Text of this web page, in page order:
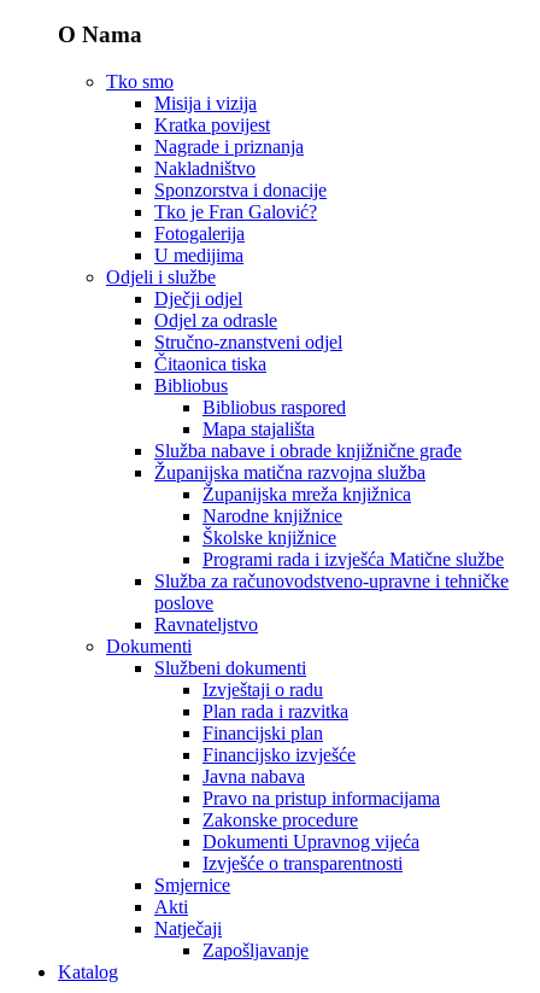
O Nama
Tko smo
Misija i vizija
Kratka povijest
Nagrade i priznanja
Nakladništvo
Sponzorstva i donacije
Tko je Fran Galović?
Fotogalerija
U medijima
Odjeli i službe
Dječji odjel
Odjel za odrasle
Stručno-znanstveni odjel
Čitaonica tiska
Bibliobus
Bibliobus raspored
Mapa stajališta
Služba nabave i obrade knjižnične građe
Županijska matična razvojna služba
Županijska mreža knjižnica
Narodne knjižnice
Školske knjižnice
Programi rada i izvješća Matične službe
Služba za računovodstveno-upravne i tehničke
poslove
Ravnateljstvo
Dokumenti
Službeni dokumenti
Izvještaji o radu
Plan rada i razvitka
Financijski plan
Financijsko izvješće
Javna nabava
Pravo na pristup informacijama
Zakonske procedure
Dokumenti Upravnog vijeća
Izvješće o transparentnosti
Smjernice
Akti
Natječaji
Zapošljavanje
Katalog